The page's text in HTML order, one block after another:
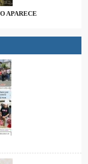
APARECE